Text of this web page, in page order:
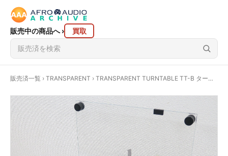
販売中の商品へ› 買取
販売済一覧 › TRANSPARENT › TRANSPARENT TURNTABLE TT-B ターンテーブル トランスペアレント @59268